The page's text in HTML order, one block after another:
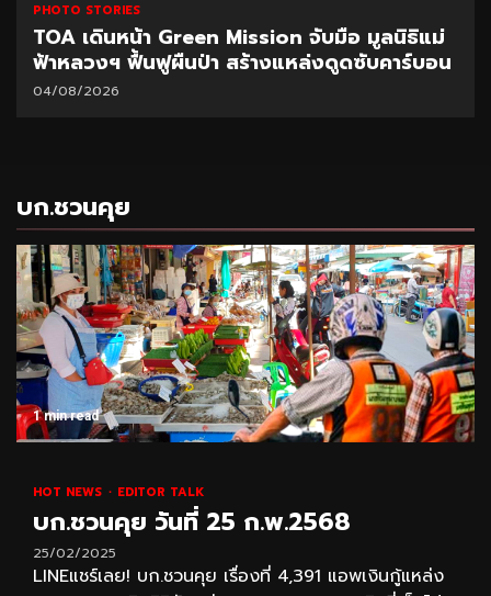
PHOTO STORIES
TOA เดินหน้า Green Mission จับมือ มูลนิธิแม่
ฟ้าหลวงฯ ฟื้นฟูผืนป่า สร้างแหล่งดูดซับคาร์บอน
04/08/2026
บก.ชวนคุย
1 min read
HOT NEWS EDITOR TALK
บก.ชวนคุย วันที่ 25 ก.พ.2568
25/02/2025
LINEแชร์เลย! บก.ชวนคุย เรื่องที่ 4,391 แอพเงินกู้แหล่ง